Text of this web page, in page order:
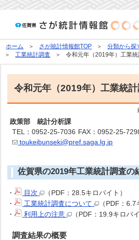
ホーム さが統計情報館TOP 分類から探
工業統計調査
令和元年（2019年）工業統
令和元年（2019年）工業統
政策部 統計分析課
TEL：0952-25-7036 FAX：0952-25-
toukeibunseki@pref.saga.lg.jp
佐賀県の2019年工業統計調査の
・ 目次
（PDF：28.5キロバイト）
・
工業統計調査について
（PDF：6.7
・
利用上の注意 （PDF：19.9キロバイ
調査結果の概要